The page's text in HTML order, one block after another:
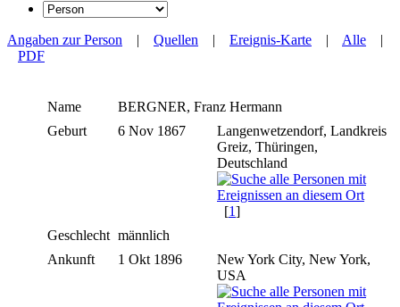
Angaben zur Person | Quellen | Ereignis-Karte | Alle |
PDF
Name BERGNER, Franz Hermann
Geburt
6 Nov 1867
Langenwetzendorf, Landkreis
Greiz, Thüringen,
Deutschland
[1]
Geschlecht männlich
Ankunft
1 Okt 1896
New York City, New York,
USA